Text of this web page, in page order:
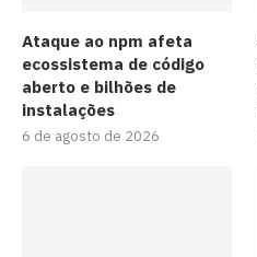
Ataque ao npm afeta
ecossistema de código
aberto e bilhões de
instalações
6 de agosto de 2026